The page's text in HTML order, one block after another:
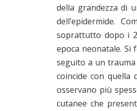
della grandezza di
dell’epidermide.
soprattutto dopo i
epoca neonatale.
seguito a un
coincide con quella
osservano più
cutanee che